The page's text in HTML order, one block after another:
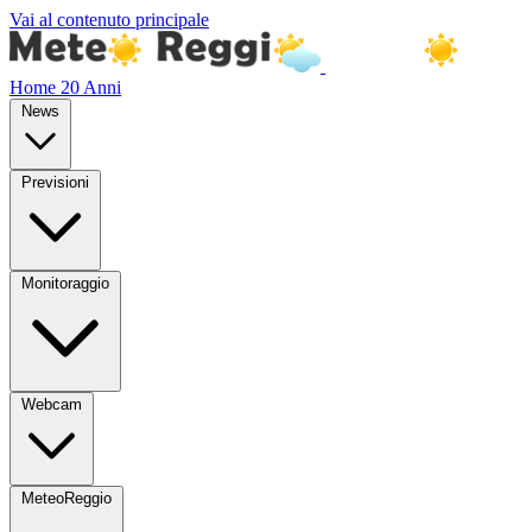
Vai al contenuto principale
Home 20 Anni
News
Previsioni
Monitoraggio
Webcam
MeteoReggio